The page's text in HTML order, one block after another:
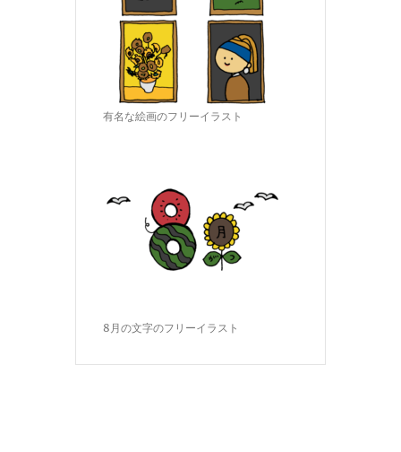
有名な絵画のフリーイラスト
8月の文字のフリーイラスト